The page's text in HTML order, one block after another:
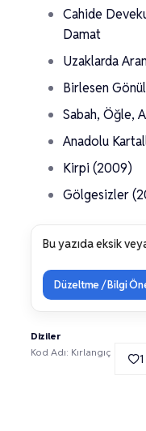
Cahide
Damat
Uzaklarda
Birlesen
Sabah, Öğle,
Anadolu
Kirpi (2009)
Gölgesizler
Bu yazıda eksik
Düzeltme / Bilgi
Diziler
Kod Adı: Kırlangıç
1